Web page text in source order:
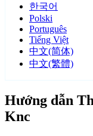
한국어
Polski
Português
Tiếng Việt
中文(简体)
中文(繁體)
Hướng dẫn
Knc